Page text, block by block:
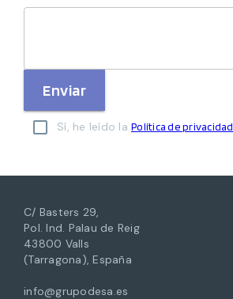
Enviar
Sí, he leído la Política de privacidad
C/ Basters 29,
Pol. Ind. Palau de Reig
43800 Valls
(Tarragona), España
info@grupodesa.es